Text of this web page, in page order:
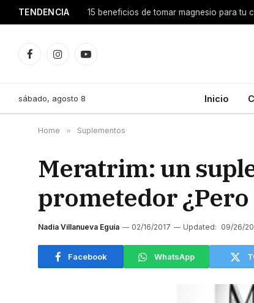
TENDENCIA 15 beneficios de tomar magnesio para tu
FacebookInstagramYouTube
sábado, agosto 8 Inicio
Home » Suplementos
Meratrim: un
prometedor
Nadia Villanueva Eguía 02/16/2017 Updated: 09/26/
Facebook WhatsApp